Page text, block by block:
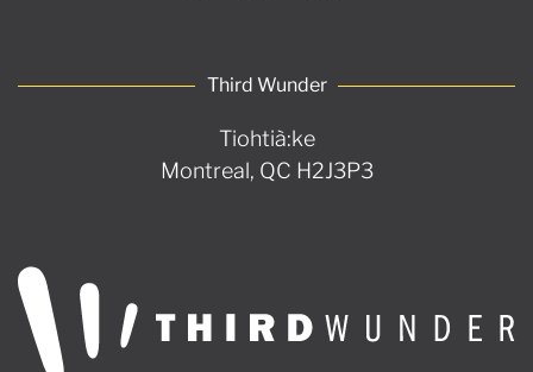
Third Wunder
Tiohtià:ke
Montreal, QC H2J3P3